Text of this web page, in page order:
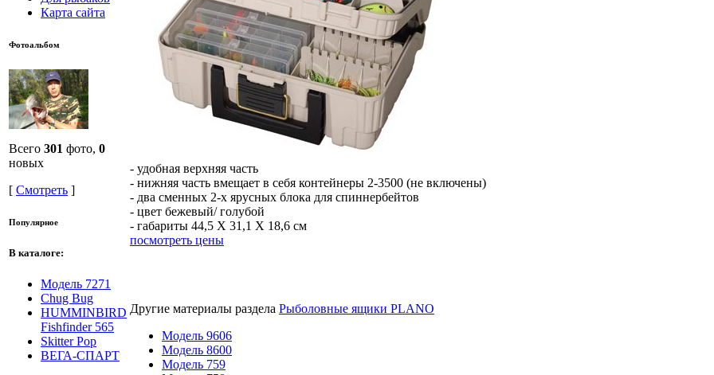
Карта сайта
Фотоальбом
Всего 301 фото, 0
новых
[ Смотреть ]
Популярное
В каталоге:
Модель 7271
Chug Bug
HUMMINBIRD
Fishfinder 565
Skitter Pop
ВЕГА-СПАРТ
- удобная верхняя часть
- нижняя часть вмещает в себя контейнеры 2-3500 (не включены)
- два сменных 2-х ярусных блока для спиннербейтов
- цвет бежевый/ голубой
- габариты 44,5 Х 31,1 Х 18,6 см
посмотреть цены
Другие материалы раздела Рыболовные ящики PLANO
Модель 9606
Модель 8600
Модель 759